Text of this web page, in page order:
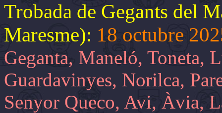
Trobada de Gegants del
Maresme): 18 octubre
Geganta, Maneló, Toneta,
Guardavinyes, Norilca,
Senyor Queco, Avi, Àvia,